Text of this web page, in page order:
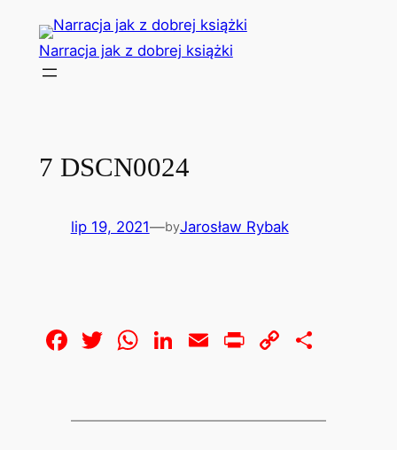
Przejdź
treści
Narracja jak z dobrej książki
7 DSCN0024
lip 19, 2021—byJarosław Rybak
Facebook
Twitter
WhatsApp
LinkedIn
EmailPrintCopy